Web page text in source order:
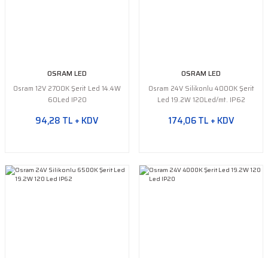
OSRAM LED
Osram 12V 2700K Şerit Led 14.4W
60Led IP20
94,28 TL + KDV
OSRAM LED
Osram 24V Silikonlu 4000K Şerit
Led 19.2W 120Led/mt. IP62
174,06 TL + KDV